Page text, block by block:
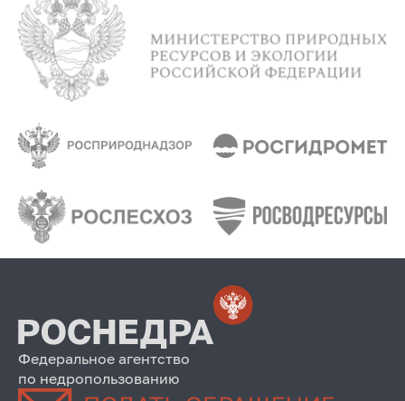
Федеральное агентство
по недропользованию